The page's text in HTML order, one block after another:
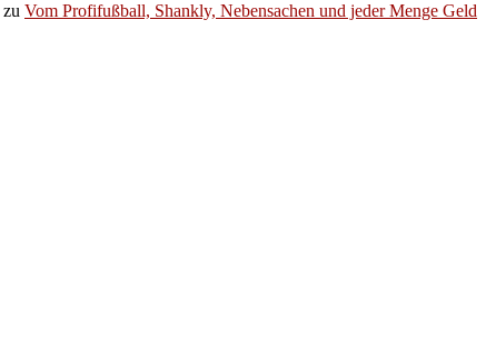
zu Vom Profifußball, Shankly, Nebensachen und jeder Menge Geld